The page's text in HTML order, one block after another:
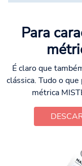
Para
É claro que
clássica. Tudo o
métrica